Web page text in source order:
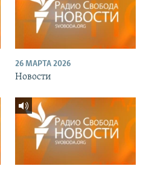
26 МАРТА 2026
Новости